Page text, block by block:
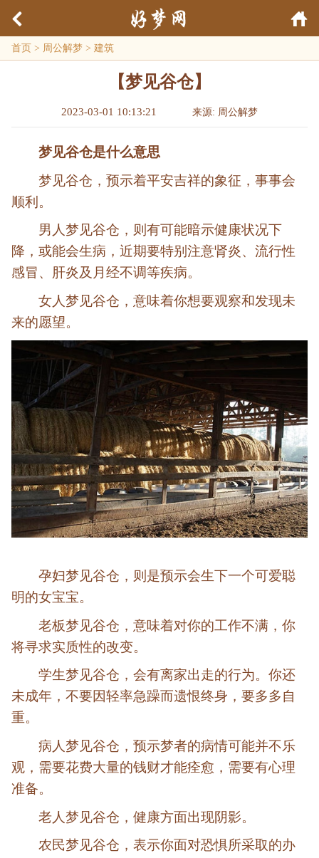
首页 > 周公解梦 > 建筑
【梦见谷仓】
2023-03-01 10:13:21 来源: 周公解梦
梦见谷仓是什么意思
梦见谷仓，预示着平安吉祥的象征，事事会
顺利。
男人梦见谷仓，则有可能暗示健康状况下
降，或能会生病，近期要特别注意肾炎、流行性
感冒、肝炎及月经不调等疾病。
女人梦见谷仓，意味着你想要观察和发现未
来的愿望。
孕妇梦见谷仓，则是预示会生下一个可爱聪
明的女宝宝。
老板梦见谷仓，意味着对你的工作不满，你
将寻求实质性的改变。
学生梦见谷仓，会有离家出走的行为。你还
未成年，不要因轻率急躁而遗恨终身，要多多自
重。
病人梦见谷仓，预示梦者的病情可能并不乐
观，需要花费大量的钱财才能痊愈，需要有心理
准备。
老人梦见谷仓，健康方面出现阴影。
农民梦见谷仓，表示你面对恐惧所采取的办